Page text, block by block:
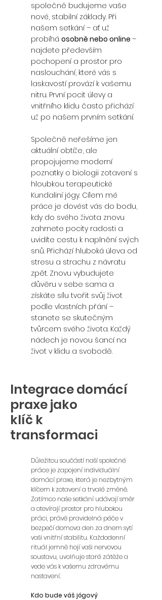
společně budujeme vaše
nové, stabilní základy. Při
našem setkání – ať už
probíhá osobně nebo online –
najdete především
pochopení a prostor pro
naslouchání, které vás s
laskavostí provází k vašemu
nitru. První pocit úlevy a
vnitřního klidu často přichází
už po našem prvním setkání.
Společně neřešíme jen
aktuální obtíže, ale
propojujeme moderní
poznatky o biologii zotavení s
hloubkou terapeutické
Kundaliní jógy. Cílem mé
práce je dovést vás do bodu,
kdy do svého života znovu
zahrnete pocity radosti a
uvidíte cestu k naplnění svých
snů. Přichází hluboká úleva od
stresu a strachu z návratu
zpět. Znovu vybudujete
důvěru v sebe sama a
získáte sílu tvořit svůj život
podle vlastních přání –
stanete se skutečným
tvůrcem svého života. Každý
nádech je novou šancí na
život v klidu a svobodě.
Integrace domácí
praxe jako
klíč k
transformaci
Důležitou součástí naší společné
práce je zapojení individuální
domácí praxe, která je nezbytným
klíčem k zotavení a trvalé změně.
Zatímco naše setkání udávají směr
a otevírají prostor pro hlubokou
práci, právě pravidelná péče v
bezpečí domova den za dnem sytí
vaši vnitřní stabilitu. Každodenní
rituál jemně hojí vaši nervovou
soustavu, uvolňuje staré zátěže a
vede vás k vašemu zdravému
nastavení.
Kdo bude váš jógový